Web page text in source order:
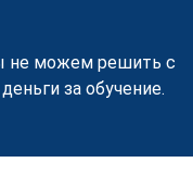
не можем решить с
за обучение.